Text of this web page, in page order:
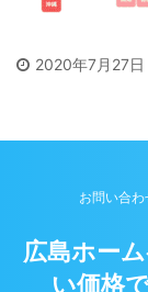
2020年7月27日
お問い合わ
広島ホー
い価格